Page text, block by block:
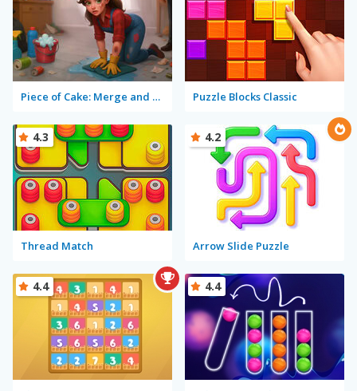
Piece of Cake: Merge and Bake Puzzle Blocks Classic
Thread Match
4.3
Arrow Slide Puzzle
4.2
4.4 4.4